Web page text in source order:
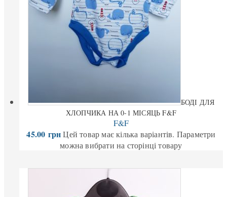
БОДІ ДЛЯ
ХЛОПЧИКА НА 0-1 МІСЯЦЬ F&F
F&F
45.00 грн Цей товар має кілька варіантів. Параметри
можна вибрати на сторінці товару